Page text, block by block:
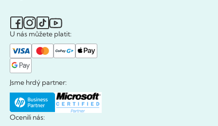
U nás můžete platit:
Jsme hrdý partner:
Ocenili nás: